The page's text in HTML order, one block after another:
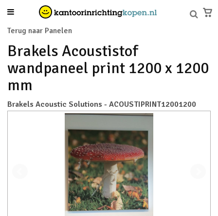
Terug naar Panelen
Brakels Acoustistof
wandpaneel print 1200 x 1200
mm
Brakels Acoustic Solutions - ACOUSTIPRINT12001200